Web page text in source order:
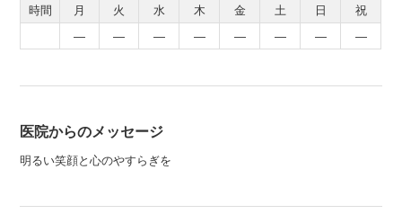
時間 月 火 水 木 金 土 日
祝
―
― ― ― ― ― ― ―
医院からのメッセージ
明るい笑顔と心のやすらぎを